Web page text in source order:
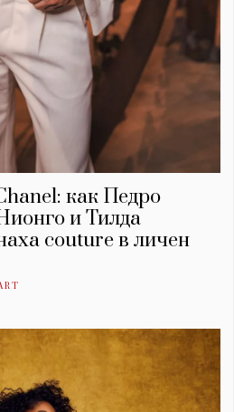
как Педро
и Тилда
couture в личен